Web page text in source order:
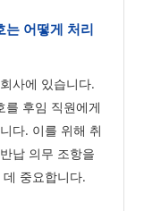
는 어떻게 처리
사에 있습니다.
를 후임 직원에게
다. 이를 위해 취
납 의무 조항을
중요합니다.